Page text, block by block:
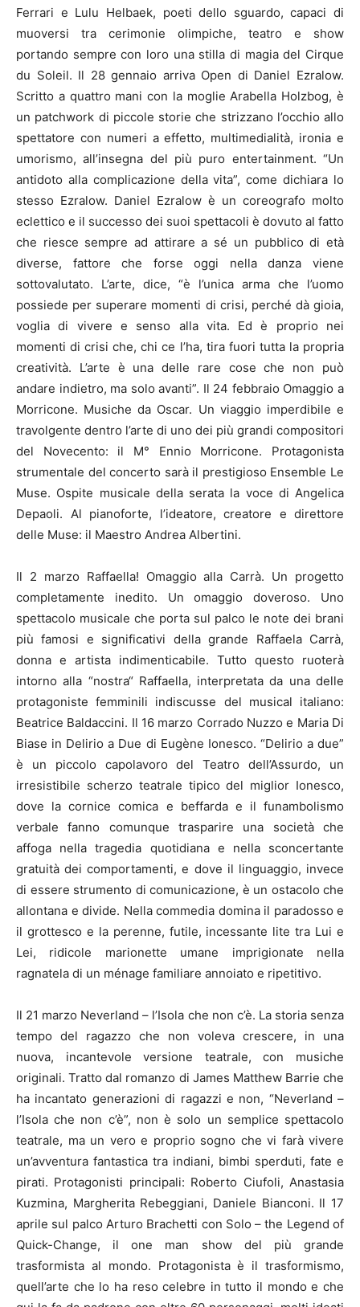
Ferrari e Lulu Helbaek, poeti dello sguardo, capaci di
muoversi tra cerimonie olimpiche, teatro e show
portando sempre con loro una stilla di magia del Cirque
du Soleil. Il 28 gennaio arriva Open di Daniel Ezralow.
Scritto a quattro mani con la moglie Arabella Holzbog, è
un patchwork di piccole storie che strizzano l’occhio allo
spettatore con numeri a effetto, multimedialità, ironia e
umorismo, all’insegna del più puro entertainment. “Un
antidoto alla complicazione della vita”, come dichiara lo
stesso Ezralow. Daniel Ezralow è un coreografo molto
eclettico e il successo dei suoi spettacoli è dovuto al fatto
che riesce sempre ad attirare a sé un pubblico di età
diverse, fattore che forse oggi nella danza viene
sottovalutato. L’arte, dice, “è l’unica arma che l’uomo
possiede per superare momenti di crisi, perché dà gioia,
voglia di vivere e senso alla vita. Ed è proprio nei
momenti di crisi che, chi ce l’ha, tira fuori tutta la propria
creatività. L’arte è una delle rare cose che non può
andare indietro, ma solo avanti”. Il 24 febbraio Omaggio a
Morricone. Musiche da Oscar. Un viaggio imperdibile e
travolgente dentro l’arte di uno dei più grandi compositori
del Novecento: il M° Ennio Morricone. Protagonista
strumentale del concerto sarà il prestigioso Ensemble Le
Muse. Ospite musicale della serata la voce di Angelica
Depaoli. Al pianoforte, l’ideatore, creatore e direttore
delle Muse: il Maestro Andrea Albertini.
Il 2 marzo Raffaella! Omaggio alla Carrà. Un progetto
completamente inedito. Un omaggio doveroso. Uno
spettacolo musicale che porta sul palco le note dei brani
più famosi e significativi della grande Raffaela Carrà,
donna e artista indimenticabile. Tutto questo ruoterà
intorno alla “nostra“ Raffaella, interpretata da una delle
protagoniste femminili indiscusse del musical italiano:
Beatrice Baldaccini. Il 16 marzo Corrado Nuzzo e Maria Di
Biase in Delirio a Due di Eugène Ionesco. “Delirio a due”
è un piccolo capolavoro del Teatro dell’Assurdo, un
irresistibile scherzo teatrale tipico del miglior Ionesco,
dove la cornice comica e beffarda e il funambolismo
verbale fanno comunque trasparire una società che
affoga nella tragedia quotidiana e nella sconcertante
gratuità dei comportamenti, e dove il linguaggio, invece
di essere strumento di comunicazione, è un ostacolo che
allontana e divide. Nella commedia domina il paradosso e
il grottesco e la perenne, futile, incessante lite tra Lui e
Lei, ridicole marionette umane imprigionate nella
ragnatela di un ménage familiare annoiato e ripetitivo.
Il 21 marzo Neverland – l’Isola che non c’è. La storia senza
tempo del ragazzo che non voleva crescere, in una
nuova, incantevole versione teatrale, con musiche
originali. Tratto dal romanzo di James Matthew Barrie che
ha incantato generazioni di ragazzi e non, “Neverland –
l’Isola che non c’è”, non è solo un semplice spettacolo
teatrale, ma un vero e proprio sogno che vi farà vivere
un’avventura fantastica tra indiani, bimbi sperduti, fate e
pirati. Protagonisti principali: Roberto Ciufoli, Anastasia
Kuzmina, Margherita Rebeggiani, Daniele Bianconi. Il 17
aprile sul palco Arturo Brachetti con Solo – the Legend of
Quick-Change, il one man show del più grande
trasformista al mondo. Protagonista è il trasformismo,
quell’arte che lo ha reso celebre in tutto il mondo e che